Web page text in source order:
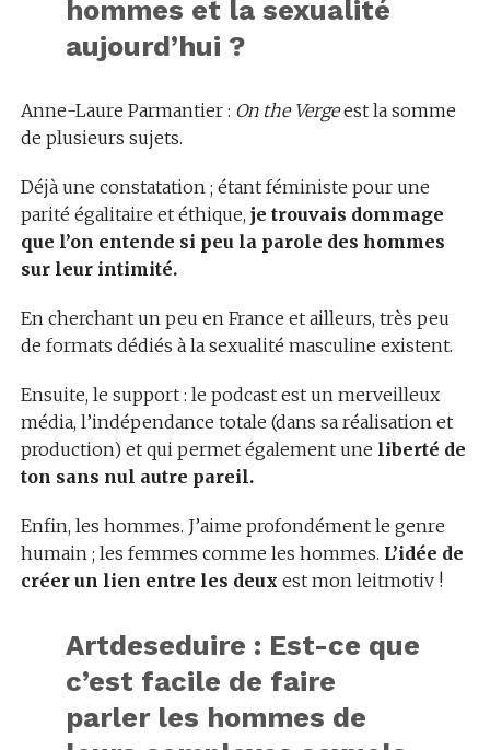
hommes et la sexualité
aujourd’hui ?
Anne-Laure Parmantier : On the Vergeest la somme
de plusieurs sujets.
Déjà une constatation ; étant féministe pour une
parité égalitaire et éthique, je trouvais dommage
que l’on entende si peu la parole des hommes
sur leur intimité.
En cherchant un peu en France et ailleurs, très peu
de formats dédiés à la sexualité masculine existent.
Ensuite, le support : le podcast est un merveilleux
média, l’indépendance totale (dans sa réalisation et
production) et qui permet également une liberté de
ton sans nul autre pareil.
Enfin, les hommes. J’aime profondément le genre
humain ; les femmes comme les hommes. L’idée de
créer un lien entre les deux est mon leitmotiv !
Artdeseduire : Est-ce que
c’est facile de faire
parler les hommes de